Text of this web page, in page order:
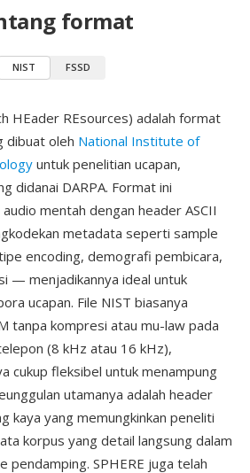
format
NIST FSSD
HEader REsources) adalah format
dibuat oleh National Institute of
untuk penelitian ucapan,
didanai DARPA. Format ini
mentah dengan header ASCII
metadata seperti sample
encoding, demografi pembicara,
— menjadikannya ideal untuk
ucapan. File NIST biasanya
tanpa kompresi atau mu-law pada
(8 kHz atau 16 kHz),
cukup fleksibel untuk menampung
utamanya adalah header
kaya yang memungkinkan peneliti
korpus yang detail langsung dalam
pendamping. SPHERE juga telah